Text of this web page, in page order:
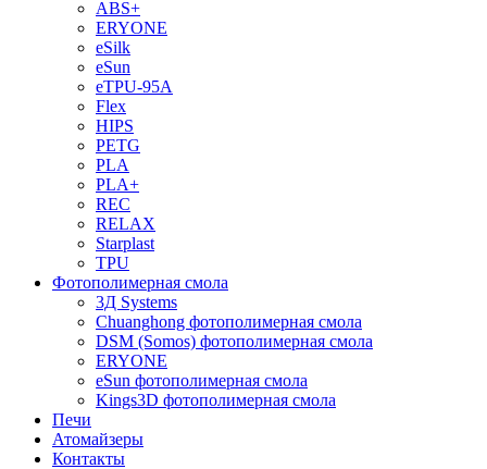
ABS+
ERYONE
eSilk
eSun
eTPU-95A
Flex
HIPS
PETG
PLA
PLA+
REC
RELAX
Starplast
TPU
Фотополимерная смола
3Д Systems
Chuanghong фотополимерная смола
DSM (Somos) фотополимерная смола
ERYONE
eSun фотополимерная смола
Kings3D фотополимерная смола
Печи
Атомайзеры
Контакты